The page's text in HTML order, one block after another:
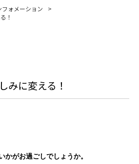
フォメーション
！
みに変える！
かがお過ごしでしょうか。